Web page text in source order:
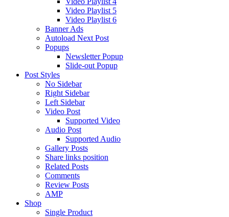
Video Playlist 5
Video Playlist 6
Banner Ads
Autoload Next Post
Popups
Newsletter Popup
Slide-out Popup
Post Styles
No Sidebar
Right Sidebar
Left Sidebar
Video Post
Supported Video
Audio Post
Supported Audio
Gallery Posts
Share links position
Related Posts
Comments
Review Posts
AMP
Shop
Single Product